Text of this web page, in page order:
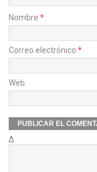
Nombre *
Correo electrónico *
Web
Δ